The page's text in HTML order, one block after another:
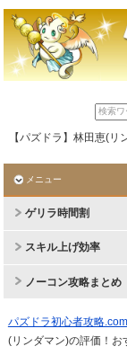
【パズドラ】林田恵(
メニュー
ゲリラ時間割
スキル上げ効率
ノーコン攻略まとめ
パズドラ初心者攻略
(リンダマン)の評価！お